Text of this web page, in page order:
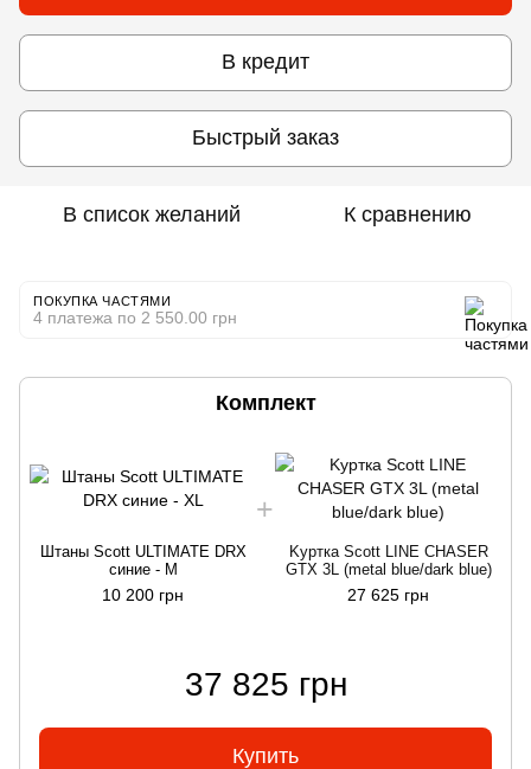
В кредит
Быстрый заказ
В список желаний К сравнению
ПОКУПКА ЧАСТЯМИ
4 платежа по 2 550.00 грн
Комплект
Штаны Scott ULTIMATE DRX
синие - M
10 200 грн
Kуртка Scott LINE CHASER
GTX 3L (metal blue/dark blue)
27 625 грн
37 825 грн
Купить